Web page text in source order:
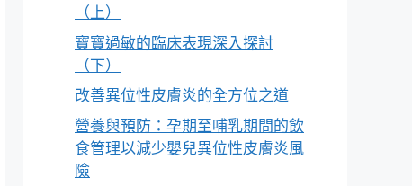
（上）
寶寶過敏的臨床表現深入探討
（下）
改善異位性皮膚炎的全方位之道
營養與預防：孕期至哺乳期間的飲
食管理以減少嬰兒異位性皮膚炎風
險